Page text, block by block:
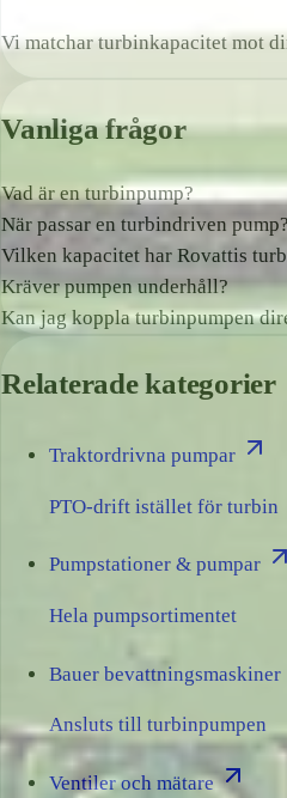
Vi matchar turbinkapacitet mot
Vanliga frågor
Vad är en turbinpump?
När passar en turbindriven pump?
Vilken kapacitet har Rovattis
Kräver pumpen underhåll?
Kan jag koppla turbinpumpen
Relaterade kategorier
Traktordrivna pumpar
PTO-drift istället för turbin
Pumpstationer & pumpar
Hela pumpsortimentet
Bauer bevattningsmaskiner
Ansluts till turbinpumpen
Ventiler och mätare